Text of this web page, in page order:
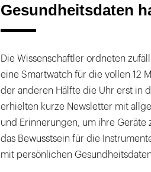
Gesundheitsdaten
Die Wissenschaftler ordneten
eine Smartwatch für die vollen 12
der anderen Hälfte die Uhr erst in
erhielten kurze Newsletter mit
und Erinnerungen, um ihre Geräte
das Bewusstsein für die
mit persönlichen